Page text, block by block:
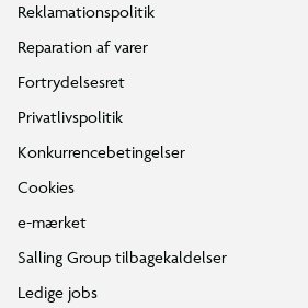
Reklamationspolitik
Reparation af varer
Fortrydelsesret
Privatlivspolitik
Konkurrencebetingelser
Cookies
e-mærket
Salling Group tilbagekaldelser
Ledige jobs